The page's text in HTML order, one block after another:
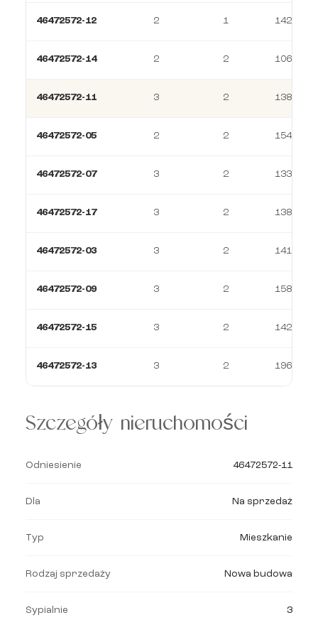
46472572-12 2 1 142 m²
46472572-14 2 2 106 m²
46472572-11 3 2 138 m²
46472572-05 2 2 154 m²
46472572-07 3 2 133 m²
46472572-17 3 2 138 m²
46472572-03 3 2 141 m²
46472572-09 3 2 158 m²
46472572-15 3 2 142 m²
46472572-13 3 2 196 m²
Szczegóły nieruchomości
Odniesienie 46472572-11
Dla Na sprzedaż
Typ Mieszkanie
Rodzaj sprzedaży Nowa budowa
Sypialnie 3